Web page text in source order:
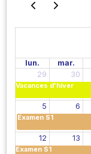
lun. mar.
29
Vacances d'hiver
30
5
Examen S1
6
12
Examen S1
13